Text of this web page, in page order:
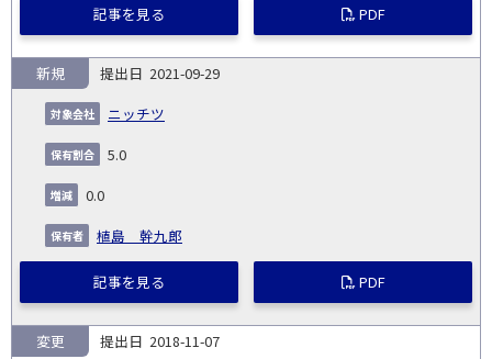
記事を見る PDF
2021-09-29
ニッチツ
新規
5.0
0.0
植島 幹九郎
記事を見る PDF
2018-11-07
変更